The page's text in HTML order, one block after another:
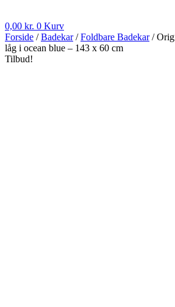
0,00 kr. 0 Kurv
Forside /Badekar/Foldbare Badekar/
låg i ocean blue – 143 x 60 cm
Tilbud!